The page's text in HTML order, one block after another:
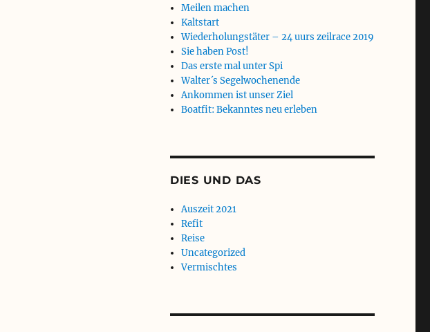
Meilen machen
Kaltstart
Wiederholungstäter – 24 uurs zeilrace 2019
Sie haben Post!
Das erste mal unter Spi
Walter´s Segelwochenende
Ankommen ist unser Ziel
Boatfit: Bekanntes neu erleben
DIES UND DAS
Auszeit 2021
Refit
Reise
Uncategorized
Vermischtes